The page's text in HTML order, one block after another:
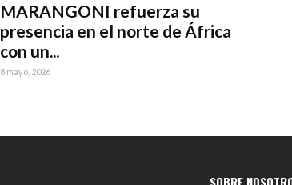
MARANGONI refuerza su
presencia en el norte de África
con un...
8 mayo, 2026